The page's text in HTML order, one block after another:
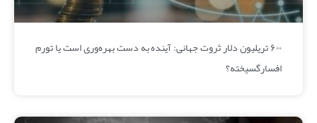
۶۰۰ تریلیون دلار ثروت جهانی: آینده به دست بهره‌وری است یا تورم
افسارگسیخته؟